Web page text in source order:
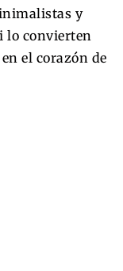
y
lo convierten
el corazón de